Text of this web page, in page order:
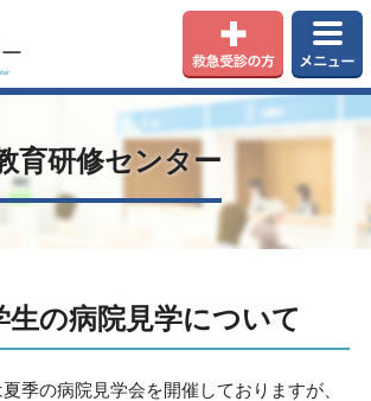
育研修センター
生の病院見学について
季の病院見学会を開催しておりますが、